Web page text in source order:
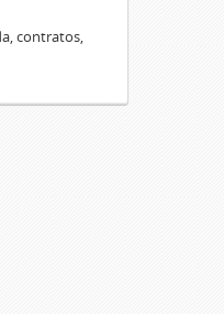
contratos,